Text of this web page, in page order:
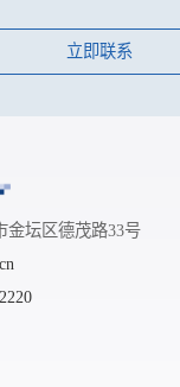
立即联系
金坛区德茂路33号